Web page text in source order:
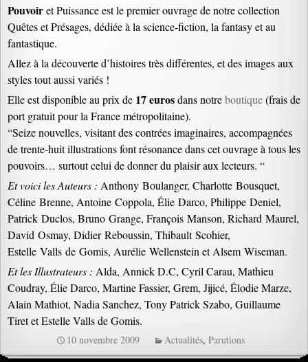
Pouvoiret Puissance est le premier ouvrage de notre collection
Quêtes et Présages, dédiée à la science-fiction, la fantasy et au
fantastique.
Allez à la découverte d’histoires très différentes, et des images aux
styles tout aussi variés !
Elle est disponible au prix de 17 eurosdans notreboutique(frais de
port gratuit pour la France métropolitaine).
“Seize nouvelles, visitant des contrées imaginaires, accompagnées
de trente-huit illustrations font résonance dans cet ouvrage à tous les
pouvoirs… surtout celui de donner du plaisir aux lecteurs. “
Et voici les Auteurs : Anthony Boulanger, Charlotte Bousquet,
Céline Brenne, Antoine Coppola, Élie Darco, Philippe Deniel,
Patrick Duclos, Bruno Grange, François Manson, Richard Maurel,
David Osmay, Didier Reboussin, Thibault Scohier,
Estelle Valls de Gomis, Aurélie Wellenstein et Alsem Wiseman.
Et les Illustrateurs : Alda, Annick D.C, Cyril Carau, Mathieu
Coudray, Élie Darco, Martine Fassier, Grem, Jijicé, Élodie Marze,
Alain Mathiot, Nadia Sanchez, Tony Patrick Szabo, Guillaume
Tiret et Estelle Valls de Gomis.
10 novembre 2009 Actualités,Parutions